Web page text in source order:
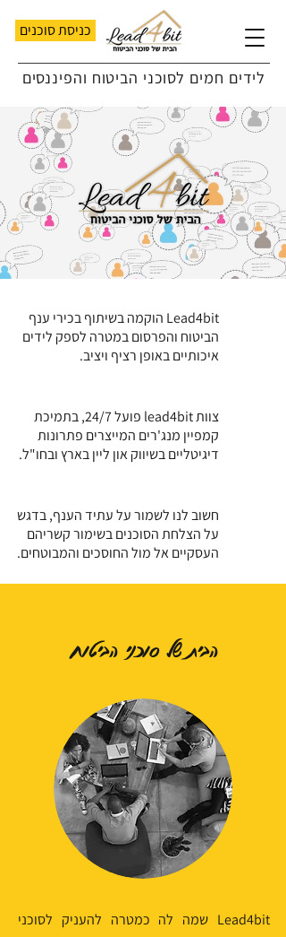
כניסת סוכנים
לידים חמים לסוכני הביטוח והפיננסים
Lead4bit הוקמה בשיתוף בכירי ענף
הביטוח והפרסום במטרה לספק לידים
איכותיים באופן רציף ויציב.
צוות lead4bit פועל 24/7, בתמיכת
קמפיין מנג'רים המייצרים פתרונות
דיגיטליים בשיווק און ליין בארץ ובחו"ל.
חשוב לנו לשמור על עתיד הענף, בדגש
על הצלחת הסוכנים בשימור קשריהם
העסקיים אל מול החוסכים והמבוטחים.
הבית של סוכני הביטוח
Lead4bit שמה לה כמטרה להעניק לסוכני